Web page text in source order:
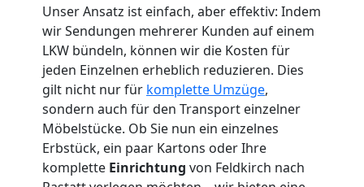
Unser Ansatz ist einfach, aber effektiv: Indem
wir Sendungen mehrerer Kunden auf einem
LKW bündeln, können wir die Kosten für
jeden Einzelnen erheblich reduzieren. Dies
gilt nicht nur für komplette Umzüge,
sondern auch für den Transport einzelner
Möbelstücke. Ob Sie nun ein einzelnes
Erbstück, ein paar Kartons oder Ihre
komplette Einrichtung von Feldkirch nach
Möbeltaxi
Feldkirch
Kleintransport
Feldkirch